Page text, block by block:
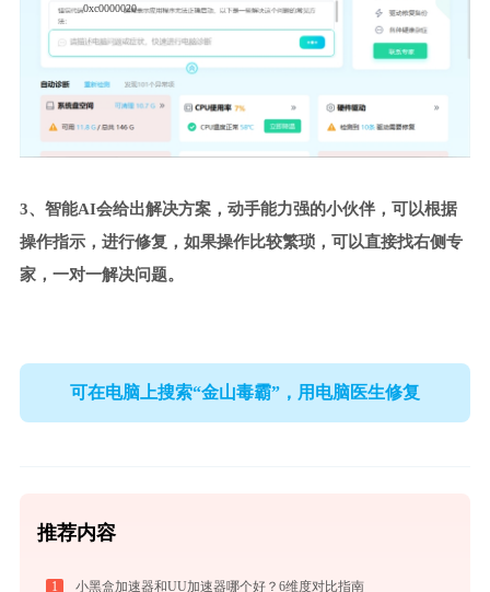
0xc0000020
3、智能AI会给出解决方案，动手能力强的小伙伴，可以根据
操作指示，进行修复，如果操作比较繁琐，可以直接找右侧专
家，一对一解决问题。
可在电脑上搜索“金山毒霸”，用电脑医生修复
推荐内容
1 小黑盒加速器和UU加速器哪个好？6维度对比指南